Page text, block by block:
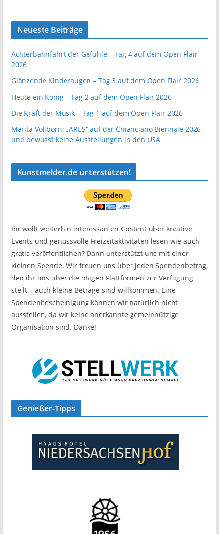
Neueste Beiträge
Achterbahnfahrt der Gefühle – Tag 4 auf dem Open Flair
2026
Glänzende Kinderaugen – Tag 3 auf dem Open Flair 2026
Heute ein König – Tag 2 auf dem Open Flair 2026
Die Kraft der Musik – Tag 1 auf dem Open Flair 2026
Marita Vollborn: „ARES“ auf der Chianciano Biennale 2026 –
und bewusst keine Ausstellungen in den USA
Kunstmelder.de unterstützen!
Ihr wollt weiterhin interessanten Content über kreative
Events und genussvolle Freizeitaktivitäten lesen wie auch
gratis veröffentlichen? Dann unterstützt uns mit einer
kleinen Spende. Wir freuen uns über jeden Spendenbetrag,
den ihr uns über die obigen Plattformen zur Verfügung
stellt – auch kleine Beträge sind willkommen. Eine
Spendenbescheinigung können wir natürlich nicht
ausstellen, da wir keine anerkannte gemeinnützige
Organisation sind. Danke!
Genießer-Tipps